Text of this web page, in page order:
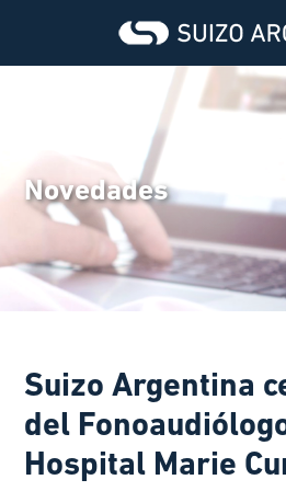
Novedades
Suizo Argentina
del
Hospital Marie